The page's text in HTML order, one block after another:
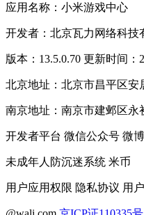
应用名称：小米游戏中心
开发者：北京瓦力网络科技
版本：13.5.0.70 更新时间：
北京地址：北京市昌平区安
南京地址：南京市建邺区永
开发者平台 微信公众号 微
未成年人防沉迷系统 米币
用户应用权限 隐私协议 用